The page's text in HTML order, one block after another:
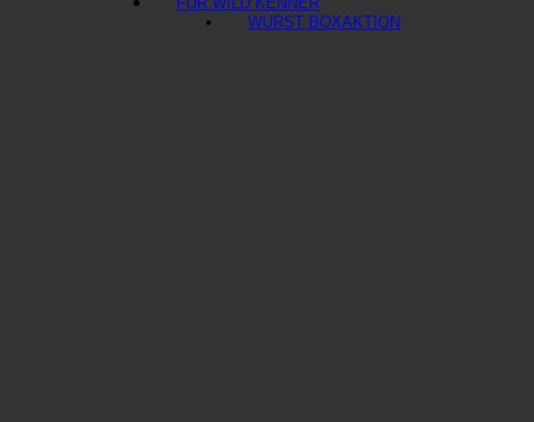
WURST BOX